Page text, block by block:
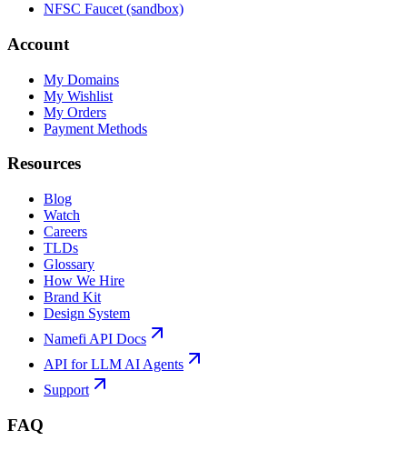
NFSC Faucet (sandbox)
Account
My Domains
My Wishlist
My Orders
Payment Methods
Resources
Blog
Watch
Careers
TLDs
Glossary
How We Hire
Brand Kit
Design System
Namefi API Docs
API for LLM AI Agents
Support
FAQ